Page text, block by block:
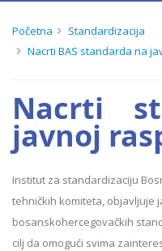
Početna
Standardizacija
Nacrti BAS standarda na
Nacrti
javnoj
Institut za standardizaciju
tehničkih komiteta, objavljuje
bosanskohercegovačkih
cilj da omogući svima